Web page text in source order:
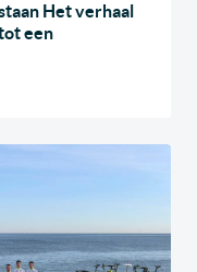
Het verhaal
een